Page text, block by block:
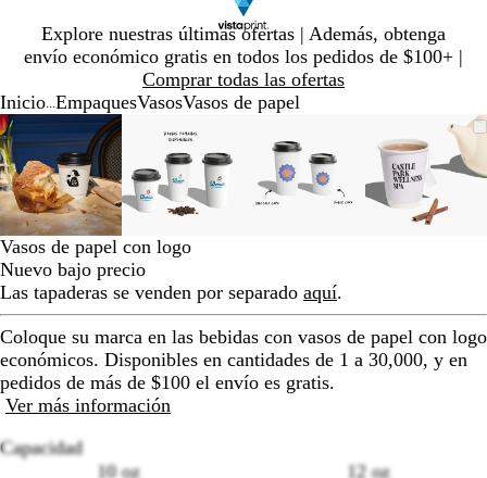
Explore nuestras últimas ofertas | Además, obtenga
envío económico gratis en todos los pedidos de $100+ |
Comprar todas las ofertas
Diapositiva
1
Inicio EmpaquesVasosVasos de papel
Imagen
ampliable
con
zoom
Ampliado
al
mínimo
Haga
clic
para
expandir
Use
la
tecla
de
más
(+)
y
menos
para
acercar/alejar
con
zoom
y
las
teclas
ampliable
con
zoom
al
mínimo
clic
para
expandir
la
tecla
de
más
y
(-)
para
acercar/alejar
con
ampliable
con
zoom
mínimo
para
expandir
tecla
de
menos
(-)
para
acercar/alejar
con
Imagen
con
zoom
al
mínimo
Haga
clic
para
Use
la
tecla
de
más
para
con
Diapositiva
1
de
4
Vasos de papel con logo
Nuevo bajo precio
Las tapaderas se venden por separado aquí.
Coloque su marca en las bebidas con vasos de papel con logo
económicos. Disponibles en cantidades de 1 a 30,000, y en
pedidos de más de $100 el envío es gratis.
Ver más información
Capacidad
10 oz
12 oz